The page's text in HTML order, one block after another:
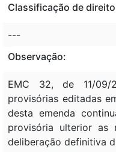
Classificação de
---
Observação:
EMC 32, de 11/
provisórias editadas
desta emenda
provisória ulterior as
deliberação definitiva